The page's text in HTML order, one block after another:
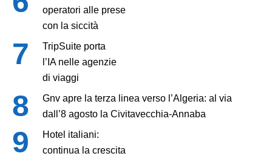
operatori alle prese
con la siccità
TripSuite porta
l’IA nelle agenzie
di viaggi
Gnv apre la terza linea verso l’Algeria: al via
dall’8 agosto la Civitavecchia-Annaba
Hotel italiani:
continua la crescita